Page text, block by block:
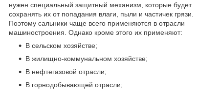
нужен специальный защитный механизм, которые будет
сохранять их от попадания влаги, пыли и частичек грязи.
Поэтому сальники чаще всего применяются в отрасли
машиностроения. Однако кроме этого их применяют:
В сельском хозяйстве;
В жилищно-коммунальном хозяйстве;
В нефтегазовой отрасли;
В горнодобывающей отрасли;